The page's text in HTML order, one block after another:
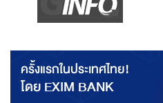
ครั้งแรกในประเทศไทย!
โดย EXIM BANK